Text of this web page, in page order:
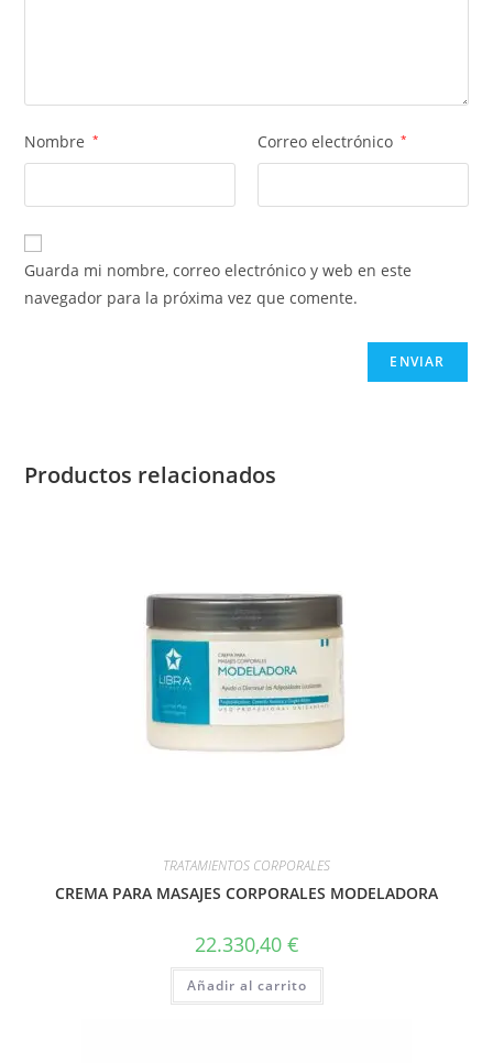
Nombre * Correo electrónico *
Guarda mi nombre, correo electrónico y web en este
navegador para la próxima vez que comente.
Productos relacionados
TRATAMIENTOS CORPORALES
CREMA PARA MASAJES CORPORALES MODELADORA
22.330,40 €
Añadir al carrito